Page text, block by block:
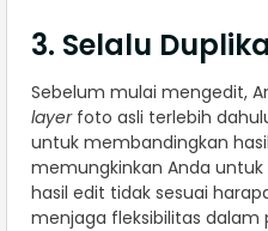
3. Selalu
Sebelum mulai mengedit,
layerfoto asli terlebih
untuk membandingkan
memungkinkan Anda untuk
hasil edit tidak sesuai
menjaga fleksibilitas dalam